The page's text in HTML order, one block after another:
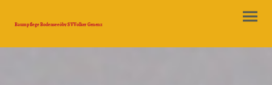
Baumpflege Bodensee öbv SV Volker Genenz